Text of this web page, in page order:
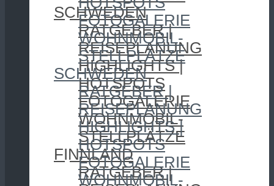
SCHWEDEN
RATGEBER |
REISEPLANUNG
HIGHLIGHTS |
HOTSPOTS
FOTOGALERIE
WOHNMOBIL-
STELLPLÄTZE
FINNLAND
RATGEBER |
FOTOGALERIE
WOHNMOBIL-
STELLPLÄTZE
SCHWEDEN
RATGEBER |
REISEPLANUNG
HIGHLIGHTS |
HOTSPOTS
FOTOGALERIE
WOHNMOBIL-